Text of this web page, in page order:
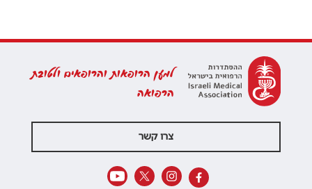
למען הרופאות והרופאים ולטובת
הרפואה
צרו קשר